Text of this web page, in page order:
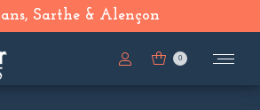
Sarthe & Alençon
0